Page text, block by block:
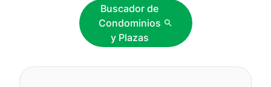
Buscador de
Condominios
y Plazas